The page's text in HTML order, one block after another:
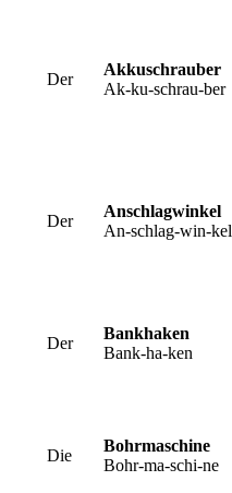
Der
Akkuschrauber
Ak-ku-schrau-ber
Der
Anschlagwinkel
An-schlag-win-kel
Der
Bankhaken
Bank-ha-ken
Die
Bohrmaschine
Bohr-ma-schi-ne